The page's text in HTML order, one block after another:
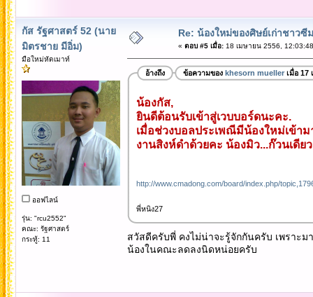
กัส รัฐศาสตร์ 52 (นาย
มิตรชาย มีอิ่ม)
มือใหม่หัดเมาท์
ออฟไลน์
รุ่น: "rcu2552"
คณะ: รัฐศาสตร์
กระทู้: 11
Re: น้องใหม่ของศิษย์เก่าชาวซี
« ตอบ #5 เมื่อ:18 เมษายน 2556,
อ้างถึง ข้อความของ khesorn muellerเมื่อ 17
น้องกัส,
ยินดีต้อนรับเข้าสู่เวบบอร์ดนะคะ.
เมื่อช่วงบอลประเพณีมีน้องใหม่เข้าม
งานสิงห์ดำด้วยคะ น้องมิว...ก๊วนเดีย
http://www.cmadong.com/board/index.php/
พี่หนิง27
สวัสดีครับพี่ คงไม่น่าจะรู้จักกันครับ เพราะ
น้องในคณะลดลงนิดหน่อยครับ